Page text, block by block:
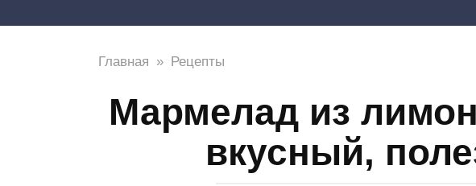
Главная » Рецепты
Мармелад из
вкусный,